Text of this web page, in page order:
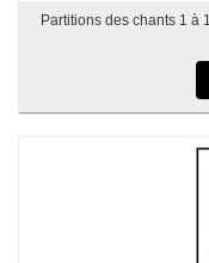
Partitions des chants 1 à